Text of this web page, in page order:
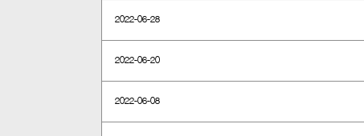
2022-06-28
2022-06-20
2022-06-08